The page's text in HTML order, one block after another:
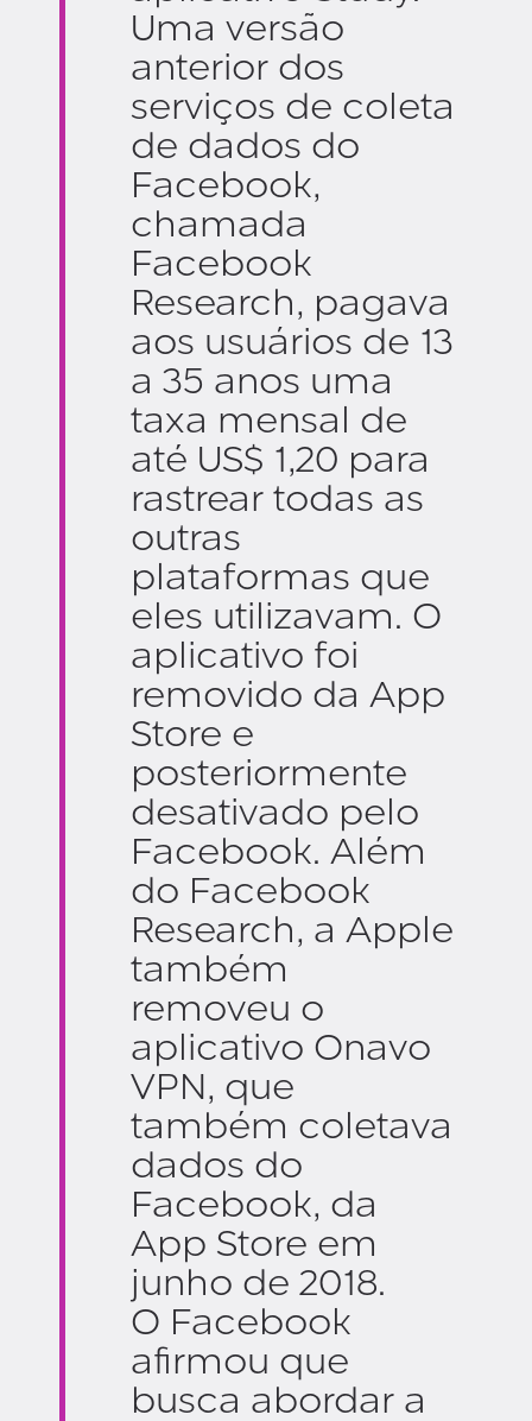
Uma versão
anterior dos
serviços de coleta
de dados do
Facebook,
chamada
Facebook
Research, pagava
aos usuários de 13
a 35 anos uma
taxa mensal de
até US$ 1,20 para
rastrear todas as
outras
plataformas que
eles utilizavam. O
aplicativo foi
removido da App
Store e
posteriormente
desativado pelo
Facebook. Além
do Facebook
Research, a Apple
também
removeu o
aplicativo Onavo
VPN, que
também coletava
dados do
Facebook, da
App Store em
junho de 2018.
O Facebook
afirmou que
busca abordar a